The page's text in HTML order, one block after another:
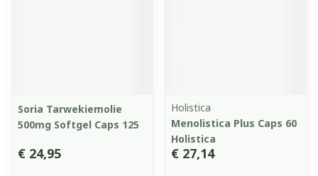
Soria Tarwekiemolie
500mg Softgel Caps 125
€ 24,95
Holistica
Menolistica Plus Caps 60
Holistica
€ 27,14